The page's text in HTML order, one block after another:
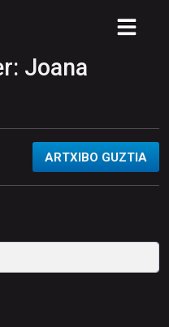
Joana
ARTXIBO GUZTIA